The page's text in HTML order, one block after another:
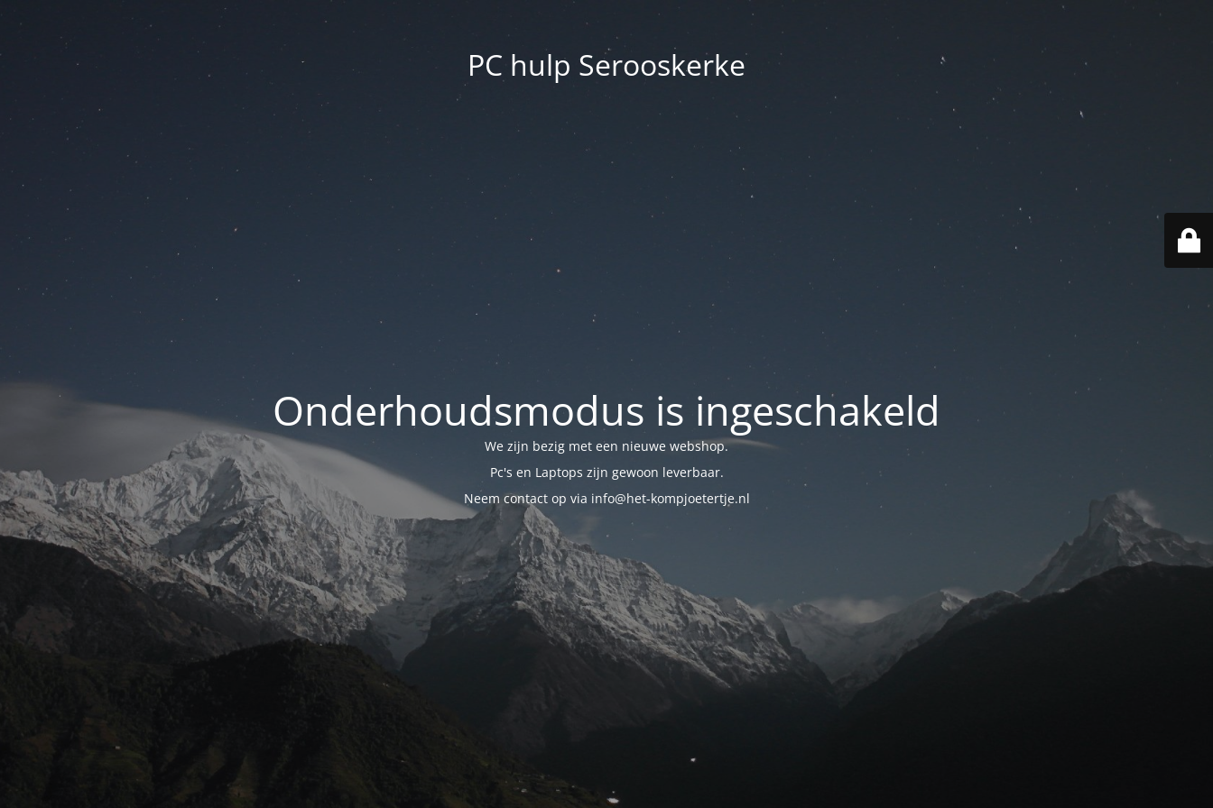
PC hulp Serooskerke
Onderhoudsmodus is ingeschakeld
We zijn bezig met een nieuwe webshop.
Pc's en Laptops zijn gewoon leverbaar.
Neem contact op via info@het-kompjoetertje.nl